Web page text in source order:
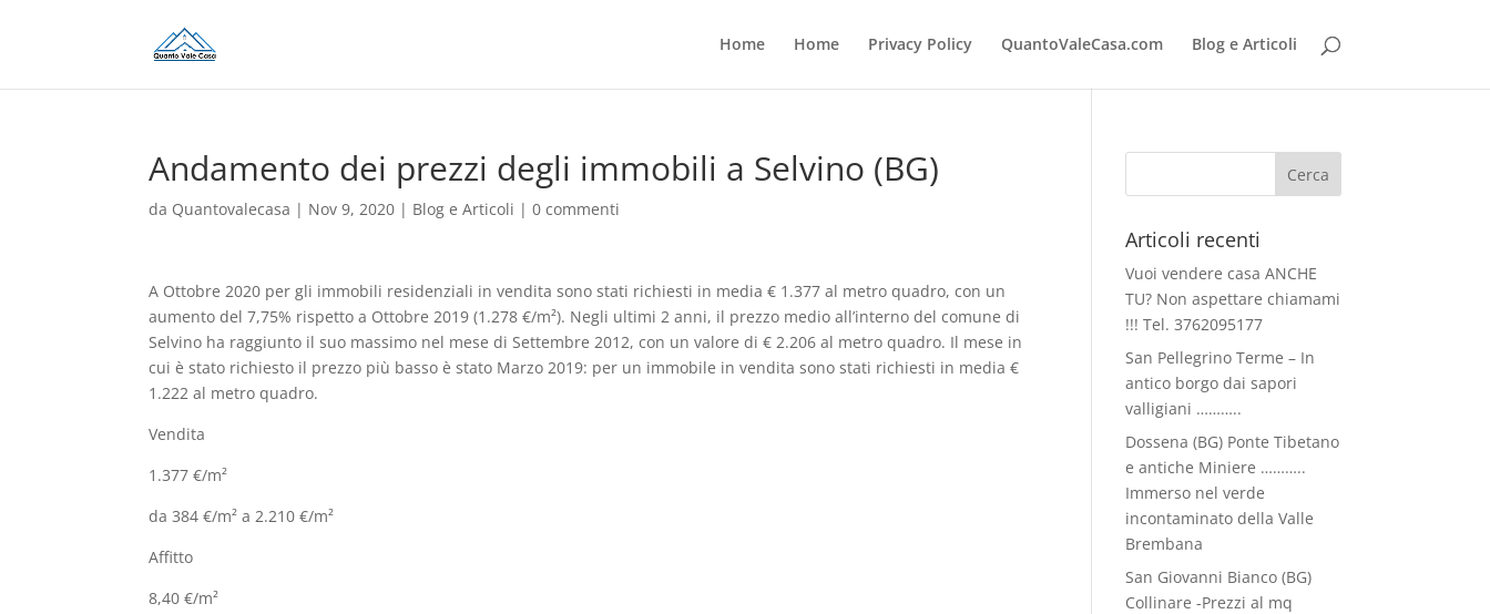
Home Home Privacy Policy QuantoValeCasa.com Blog e Articoli
Andamento dei prezzi degli immobili a Selvino (BG)
da Quantovalecasa | Nov 9, 2020 | Blog e Articoli |0 commenti
A Ottobre 2020 per gli immobili residenziali in vendita sono stati richiesti in media € 1.377 al metro quadro, con un
aumento del 7,75% rispetto a Ottobre 2019 (1.278 €/m²). Negli ultimi 2 anni, il prezzo medio all’interno del comune di
Selvino ha raggiunto il suo massimo nel mese di Settembre 2012, con un valore di € 2.206 al metro quadro. Il mese in
cui è stato richiesto il prezzo più basso è stato Marzo 2019: per un immobile in vendita sono stati richiesti in media €
1.222 al metro quadro.
Vendita
1.377 €/m²
da 384 €/m² a 2.210 €/m²
Affitto
8,40 €/m²
Articoli recenti
Vuoi vendere casa ANCHE
TU? Non aspettare chiamami
!!! Tel. 3762095177
San Pellegrino Terme – In
antico borgo dai sapori
valligiani ………..
Dossena (BG) Ponte Tibetano
e antiche Miniere ………..
Immerso nel verde
incontaminato della Valle
Brembana
San Giovanni Bianco (BG)
Collinare -Prezzi al mq